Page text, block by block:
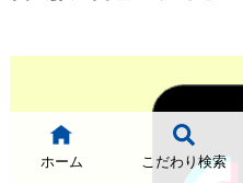
ホーム こだわり検索